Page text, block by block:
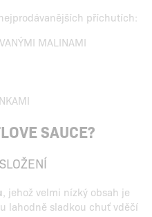
příchutích:
MALINAMI
SAUCE?
, jehož velmi nízký obsah je
lahodně sladkou chuť vděčí